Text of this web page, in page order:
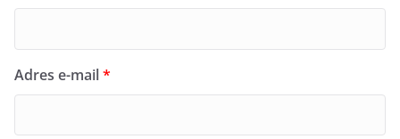
Adres e-mail*